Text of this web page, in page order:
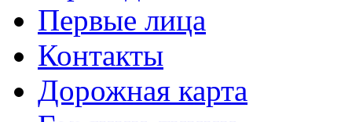
Первые лица
Контакты
Дорожная карта